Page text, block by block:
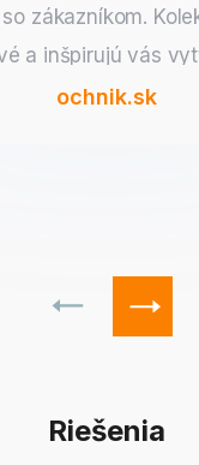
zákazníkom.
a inšpirujú vás
Tento obchod
ochnik.sk
Riešenia